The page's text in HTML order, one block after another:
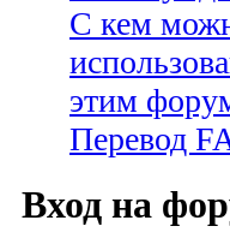
С кем
этим
Перевод
Вход на